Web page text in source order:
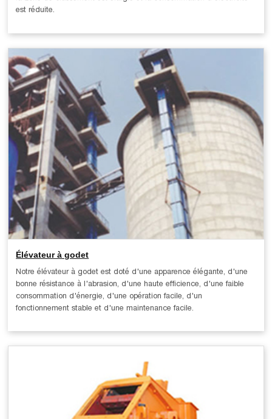
est réduite.
Élévateur à godet
Notre élévateur à godet est doté d'une apparence élégante, d'une
bonne résistance à l'abrasion, d'une haute efficience, d'une faible
consommation d'énergie, d'une opération facile, d'un
fonctionnement stable et d'une maintenance facile.